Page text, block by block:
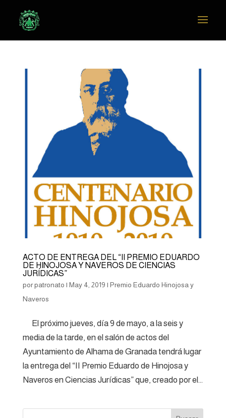
ACTO DE ENTREGA DEL “II PREMIO EDUARDO
DE HINOJOSA Y NAVEROS DE CIENCIAS
JURÍDICAS”
porpatronato | May 4, 2019 | Premio Eduardo Hinojosa y
Naveros
El próximo jueves, día 9 de mayo, a la seis y
media de la tarde, en el salón de actos del
Ayuntamiento de Alhama de Granada tendrá lugar
la entrega del “II Premio Eduardo de Hinojosa y
Naveros en Ciencias Jurídicas” que, creado por el...